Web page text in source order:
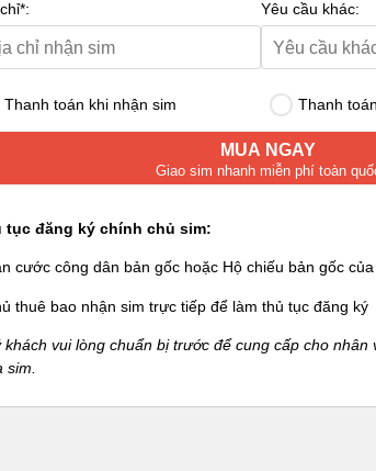
Yêu cầu khác:
Thanh toán khi nhận sim Thanh
MUA NGAY
Giao sim nhanh miễn phí toàn
tục đăng ký chính chủ sim:
cước công dân bản gốc hoặc Hộ chiếu bản gốc
thuê bao nhận sim trực tiếp để làm thủ tục đăng ký
khách vui lòng chuẩn bị trước để cung cấp cho nhân
sim.